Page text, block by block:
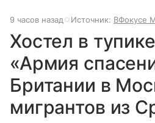
9 часов назад Источник: ВФокусе
Хостел в
«Армия
Британии в
мигрантов из